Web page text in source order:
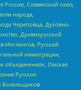
России, Славянский союз,
народа,
Череповца, Духовно-
Древнерусской
Инглингов, Русский
иммиграции,
объединениях, Омская
Русское
Болельщиков